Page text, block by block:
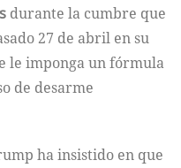
durante la cumbre que
27 de abril en su
le imponga un fórmula
de desarme
ha insistido en que